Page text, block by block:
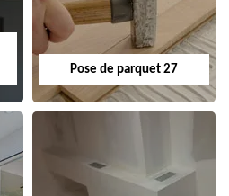
Pose de parquet 27